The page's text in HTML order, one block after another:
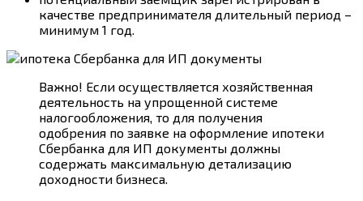
качестве предпринимателя длительный период –
минимум 1 год.
Важно! Если осуществляется хозяйственная
деятельность на упрощенной системе
налогообложения, то для получения
одобрения по заявке на оформление ипотеки
Сбербанка для ИП документы должны
содержать максимальную детализацию
доходности бизнеса.